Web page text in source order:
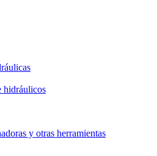
hidráulicos
y otras herramientas